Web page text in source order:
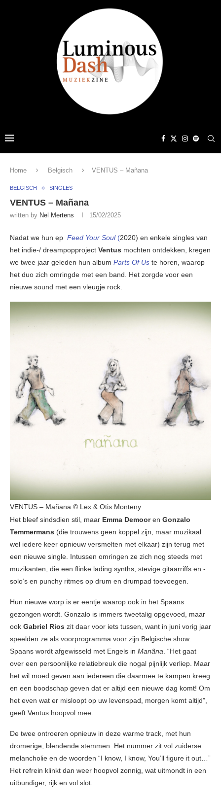
Home Belgisch VENTUS – Mañana
BELGISCH SINGLES
VENTUS – Mañana
written by Nel Mertens 15/02/2025
Nadat we hun ep Feed Your Soul (2020) en enkele singles van
het indie-/ dreampopproject Ventus mochten ontdekken, kregen
we twee jaar geleden hun album Parts Of Us te horen, waarop
het duo zich omringde met een band. Het zorgde voor een
nieuwe sound met een vleugje rock.
VENTUS – Mañana © Lex & Otis Monteny
Het bleef sindsdien stil, maar Emma Demooren Gonzalo
Temmermans (die trouwens geen koppel zijn, maar muzikaal
wel iedere keer opnieuw versmelten met elkaar) zijn terug met
een nieuwe single. Intussen omringen ze zich nog steeds met
muzikanten, die een flinke lading synths, stevige gitaarriffs en -
solo’s en punchy ritmes op drum en drumpad toevoegen.
Hun nieuwe worp is er eentje waarop ook in het Spaans
gezongen wordt. Gonzalo is immers tweetalig opgevoed, maar
ook Gabriel Rios zit daar voor iets tussen, want in juni vorig jaar
speelden ze als voorprogramma voor zijn Belgische show.
Spaans wordt afgewisseld met Engels in Manãna. “Het gaat
over een persoonlijke relatiebreuk die nogal pijnlijk verliep. Maar
het wil moed geven aan iedereen die daarmee te kampen kreeg
en een boodschap geven dat er altijd een nieuwe dag komt! Om
het even wat er misloopt op uw levenspad, morgen komt altijd”,
geeft Ventus hoopvol mee.
De twee ontroeren opnieuw in deze warme track, met hun
dromerige, blendende stemmen. Het nummer zit vol zuiderse
melancholie en de woorden “I know, I know, You’ll figure it out…”
Het refrein klinkt dan weer hoopvol zonnig, wat uitmondt in een
uitbundiger, rijk en vol slot.